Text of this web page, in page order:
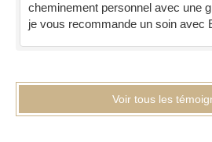
cheminement personnel avec une
je vous recommande un soin avec
Voir tous les